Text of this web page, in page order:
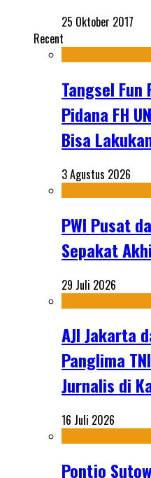
25 Oktober 2017
Recent
Tangsel Fun
Pidana FH
Bisa
3 Agustus 2026
PWI Pusat
Sepakat
29 Juli 2026
AJI Jakarta
Panglima
Jurnalis di
16 Juli 2026
Pontjo